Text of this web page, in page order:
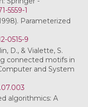
5559-1
Parameterized
0515-9
D., & Vialette, S.
connected motifs in
and System
algorithmics: A